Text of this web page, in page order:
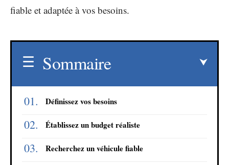
fiable et adaptée à vos besoins.
Sommaire
Définissez vos besoins
Établissez un budget réaliste
Recherchez un véhicule fiable